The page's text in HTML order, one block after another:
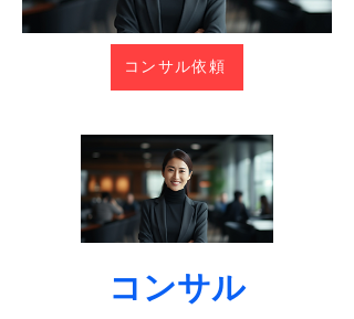
コンサル依頼
コンサル